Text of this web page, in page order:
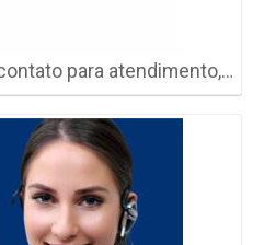
para atendimento,…